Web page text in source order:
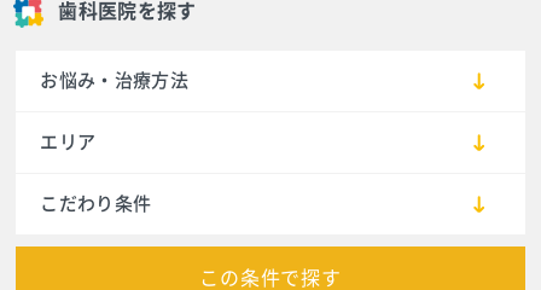
歯科医院を探す
お悩み・治療方法
エリア
こだわり条件
この条件で探す